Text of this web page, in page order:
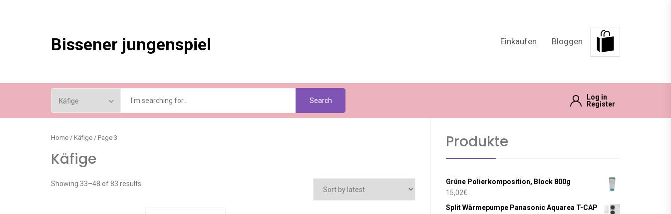
Bissener jungenspiel Einkaufen Bloggen
Search
Log in
Register
Home / Käfige / Page 3
Käfige
Showing 33–48 of 83 results
Produkte
Grüne Polierkomposition, Block 800g
15,02€
Split Wärmepumpe Panasonic Aquarea T-CAP